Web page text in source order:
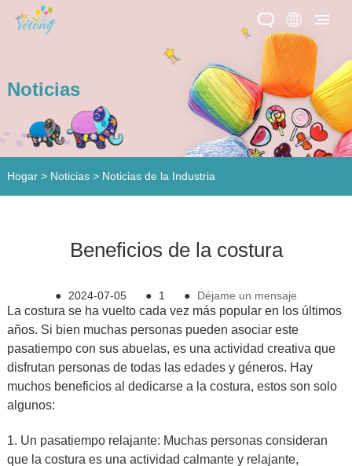
Noticias
Hogar > Noticias> Noticias de la Industria
Beneficios de la costura
● 2024-07-05 ● 1 ● Déjame un mensaje
La costura se ha vuelto cada vez más popular en los últimos
años. Si bien muchas personas pueden asociar este
pasatiempo con sus abuelas, es una actividad creativa que
disfrutan personas de todas las edades y géneros. Hay
muchos beneficios al dedicarse a la costura, estos son solo
algunos:
1. Un pasatiempo relajante: Muchas personas consideran
que la costura es una actividad calmante y relajante,